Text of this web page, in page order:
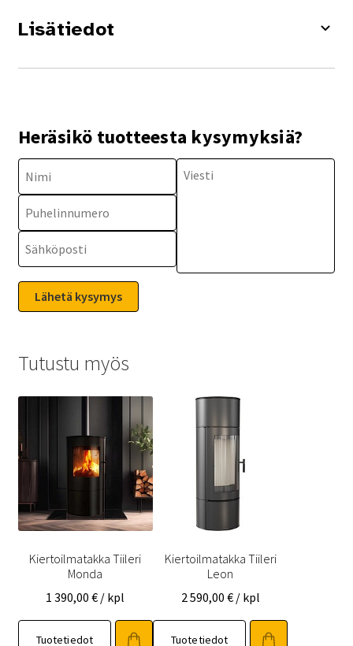
Lisätiedot
Heräsikö tuotteesta kysymyksiä?
Tutustu myös
Kiertoilmatakka Tiileri
Monda
1 390,00€ / kpl
Tuotetiedot
Kiertoilmatakka Tiileri
Leon
2 590,00 € / kpl
Tuotetiedot